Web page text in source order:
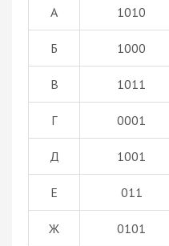
А 1010
Б 1000
В 1011
Г 0001
Д 1001
Е 011
Ж 0101